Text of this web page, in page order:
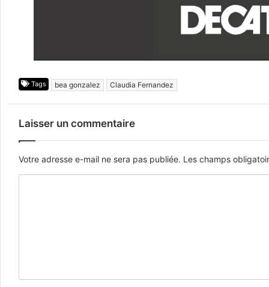
Tags bea gonzalez Claudia Fernandez
Laisser un commentaire
Votre adresse e-mail ne sera pas publiée. Les champs